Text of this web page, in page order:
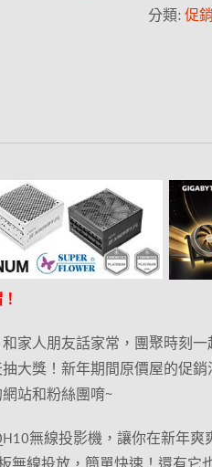
分類: 促
家人朋友話家常，團聚時刻
大獎！新年期間原價屋的促
站和粉絲團唷~
無線投影機，讓你在新年
無線投放，簡單快速！還有